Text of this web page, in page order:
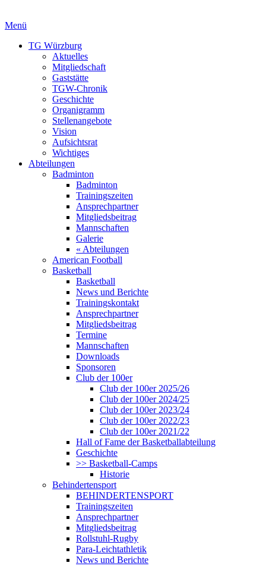
Menü
TG Würzburg
Aktuelles
Mitgliedschaft
Gaststätte
TGW-Chronik
Geschichte
Organigramm
Stellenangebote
Vision
Aufsichtsrat
Wichtiges
Abteilungen
Badminton
Badminton
Trainingszeiten
Ansprechpartner
Mitgliedsbeitrag
Mannschaften
Galerie
« Abteilungen
American Football
Basketball
Basketball
News und Berichte
Trainingskontakt
Ansprechpartner
Mitgliedsbeitrag
Termine
Mannschaften
Downloads
Sponsoren
Club der 100er
Club der 100er 2025/26
Club der 100er 2024/25
Club der 100er 2023/24
Club der 100er 2022/23
Club der 100er 2021/22
Hall of Fame der Basketballabteilung
Geschichte
>> Basketball-Camps
Historie
Behindertensport
BEHINDERTENSPORT
Trainingszeiten
Ansprechpartner
Mitgliedsbeitrag
Rollstuhl-Rugby
Para-Leichtathletik
News und Berichte